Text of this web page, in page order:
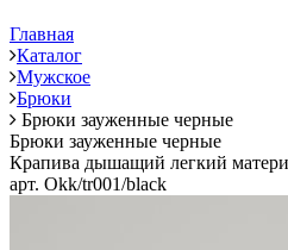
Главная
Каталог
Мужское
Брюки
Брюки зауженные черные
Брюки зауженные черные
Крапива дышащий легкий
арт. Okk/tr001/black